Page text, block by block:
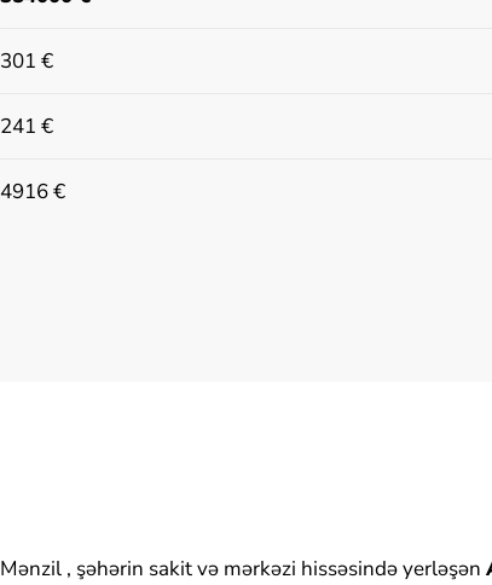
€ 301
€ 241
€ 4916
Mənzil , şəhərin sakit və mərkəzi hissəsində yerləşən